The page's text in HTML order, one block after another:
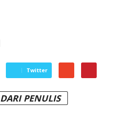
Twitter
DARI PENULIS